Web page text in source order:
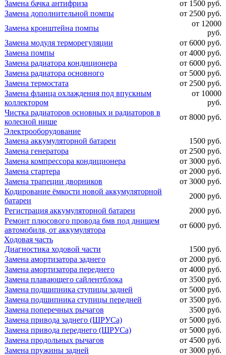
Замена бачка антифриза
от 1500 руб.
Замена дополнительной помпы
от 2500 руб.
Замена кронштейна помпы
от 12000
руб.
Замена модуля терморегуляции
от 6000 руб.
Замена помпы
от 4000 руб.
Замена радиатора кондиционера
от 6000 руб.
Замена радиатора основного
от 5000 руб.
Замена термостата
от 2500 руб.
Замена фланца охлаждения под впускным
коллектором
от 10000
руб.
Чистка радиаторов основных и радиаторов в
колесной нише
от 8000 руб.
Электрооборудование
Замена аккумуляторной батареи
1500 руб.
Замена генератора
от 2500 руб.
Замена компрессора кондиционера
от 3000 руб.
Замена стартера
от 2000 руб.
Замена трапеции дворников
от 3000 руб.
Кодирование ёмкости новой аккумуляторной
батареи
2000 руб.
Регистрация аккумуляторной батареи
2000 руб.
Ремонт плюсового провода бмв под днищем
автомобиля, от аккумулятора
от 6000 руб.
Ходовая часть
Диагностика ходовой части
1500 руб.
Замена амортизатора заднего
от 2000 руб.
Замена амортизатора переднего
от 4000 руб.
Замена плавающего сайлентблока
от 3500 руб.
Замена подшипника ступицы задней
от 5000 руб.
Замена подшипника ступицы передней
от 3500 руб.
Замена поперечных рычагов
3500 руб.
Замена привода заднего (ШРУСа)
от 5000 руб.
Замена привода переднего (ШРУСа)
от 5000 руб.
Замена продольных рычагов
от 4500 руб.
Замена пружины задней
от 3000 руб.